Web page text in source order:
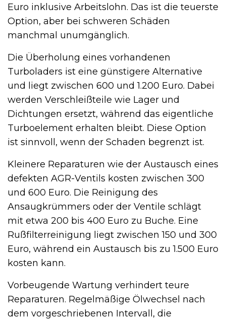
Euro inklusive Arbeitslohn. Das ist die teuerste
Option, aber bei schweren Schäden
manchmal unumgänglich.
Die Überholung eines vorhandenen
Turboladers ist eine günstigere Alternative
und liegt zwischen 600 und 1.200 Euro. Dabei
werden Verschleißteile wie Lager und
Dichtungen ersetzt, während das eigentliche
Turboelement erhalten bleibt. Diese Option
ist sinnvoll, wenn der Schaden begrenzt ist.
Kleinere Reparaturen wie der Austausch eines
defekten AGR-Ventils kosten zwischen 300
und 600 Euro. Die Reinigung des
Ansaugkrümmers oder der Ventile schlägt
mit etwa 200 bis 400 Euro zu Buche. Eine
Rußfilterreinigung liegt zwischen 150 und 300
Euro, während ein Austausch bis zu 1.500 Euro
kosten kann.
Vorbeugende Wartung verhindert teure
Reparaturen. Regelmäßige Ölwechsel nach
dem vorgeschriebenen Intervall, die